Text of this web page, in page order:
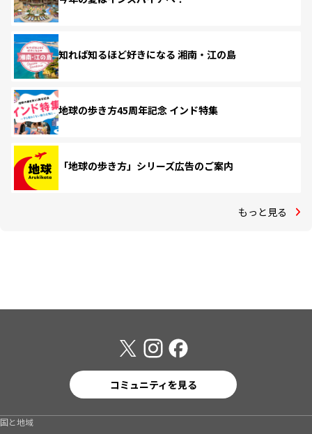
知れば知るほど好きになる 湘南・江の島
地球の歩き方45周年記念 インド特集
「地球の歩き方」シリーズ広告のご案内
もっと見る
コミュニティを見る
国と地域